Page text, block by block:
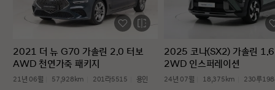
2021 더 뉴 G70 가솔린 2.0 터보
AWD 천연가죽 패키지
21년 06월 57,928km 201라5515 용인
2025 코나(SX2) 가솔린 1.6
2WD 인스퍼레이션
24년 07월 18,375km 230루